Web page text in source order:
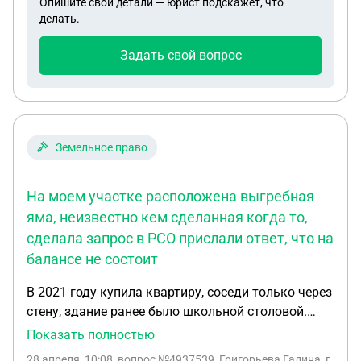
делать.
Задать свой вопрос
Земельное право
На моем участке расположена выгребная
яма, неизвестно кем сделанная когда то,
сделала запрос в РСО прислали ответ, что на
балансе не состоит
В 2021 году купила квартиру, соседи только через
стену, здание ранее было школьной столовой.
отопление и водопровод центральные
Показать полностью